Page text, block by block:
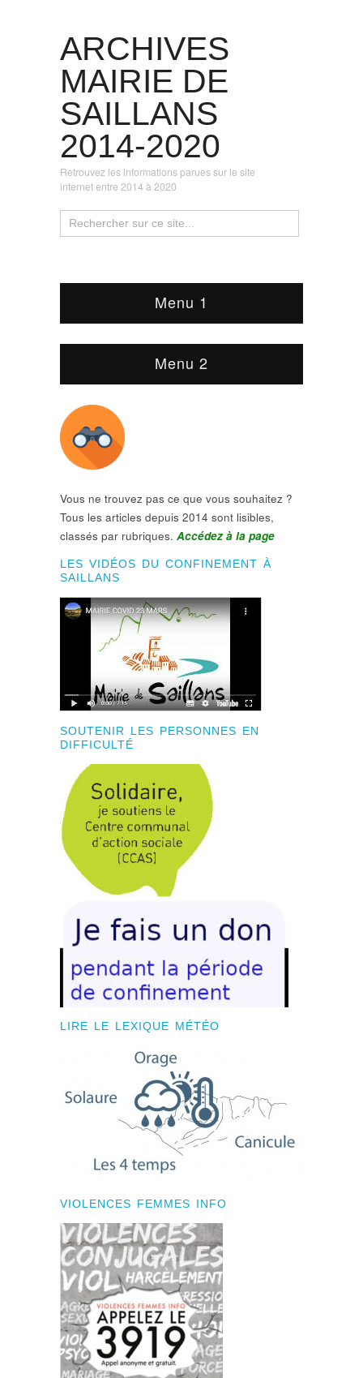
ARCHIVES
MAIRIE DE
SAILLANS
2014-2020
Retrouvez les informations parues sur le site
internet entre 2014 à 2020
Menu 1
Menu 2
Vous ne trouvez pas ce que vous souhaitez ?
Tous les articles depuis 2014 sont lisibles,
classés par rubriques. Accédez à la page
LES VIDÉOS DU CONFINEMENT À
SAILLANS
SOUTENIR LES PERSONNES EN
DIFFICULTÉ
LIRE LE LEXIQUE MÉTÉO
VIOLENCES FEMMES INFO